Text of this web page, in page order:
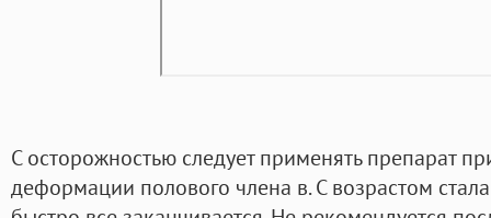
С осторожностью следует применять препарат
деформации полового члена в. С возрастом